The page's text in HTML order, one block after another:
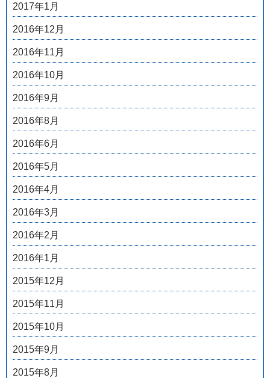
2017年1月
2016年12月
2016年11月
2016年10月
2016年9月
2016年8月
2016年6月
2016年5月
2016年4月
2016年3月
2016年2月
2016年1月
2015年12月
2015年11月
2015年10月
2015年9月
2015年8月